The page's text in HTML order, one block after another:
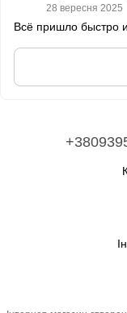
28 вересня 2025
Всё пришло быстро